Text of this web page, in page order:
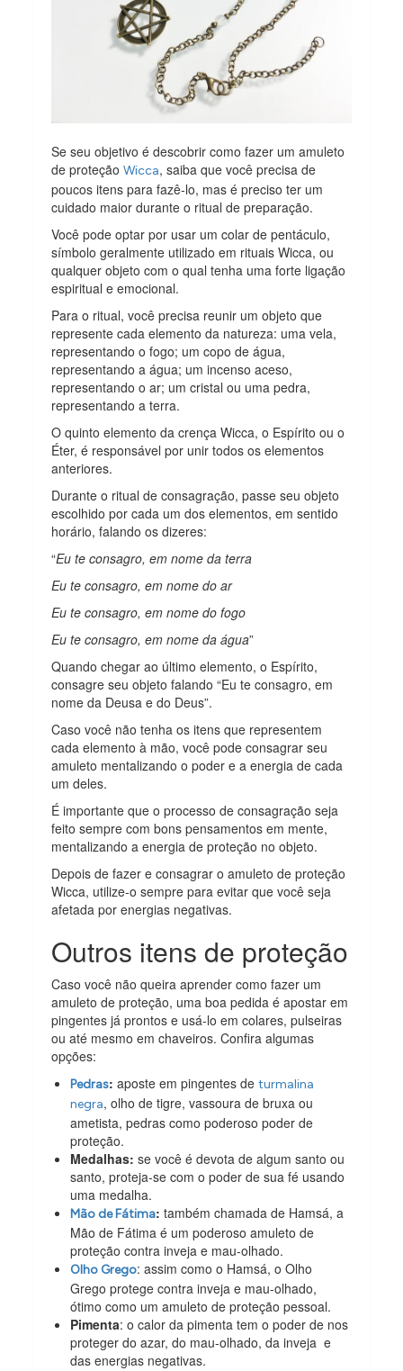
Se seu objetivo é descobrir como fazer um amuleto
de proteçãoWicca, saiba que você precisa de
poucos itens para fazê-lo, mas é preciso ter um
cuidado maior durante o ritual de preparação.
Você pode optar por usar um colar de pentáculo,
símbolo geralmente utilizado em rituais Wicca, ou
qualquer objeto com o qual tenha uma forte ligação
espiritual e emocional.
Para o ritual, você precisa reunir um objeto que
represente cada elemento da natureza: uma vela,
representando o fogo; um copo de água,
representando a água; um incenso aceso,
representando o ar; um cristal ou uma pedra,
representando a terra.
O quinto elemento da crença Wicca, o Espírito ou o
Éter, é responsável por unir todos os elementos
anteriores.
Durante o ritual de consagração, passe seu objeto
escolhido por cada um dos elementos, em sentido
horário, falando os dizeres:
“Eu te consagro, em nome da terra
Eu te consagro, em nome do ar
Eu te consagro, em nome do fogo
Eu te consagro, em nome da água”
Quando chegar ao último elemento, o Espírito,
consagre seu objeto falando “Eu te consagro, em
nome da Deusa e do Deus”.
Caso você não tenha os itens que representem
cada elemento à mão, você pode consagrar seu
amuleto mentalizando o poder e a energia de cada
um deles.
É importante que o processo de consagração seja
feito sempre com bons pensamentos em mente,
mentalizando a energia de proteção no objeto.
Depois de fazer e consagrar o amuleto de proteção
Wicca, utilize-o sempre para evitar que você seja
afetada por energias negativas.
Outros itens de proteção
Caso você não queira aprender como fazer um
amuleto de proteção, uma boa pedida é apostar em
pingentes já prontos e usá-lo em colares, pulseiras
ou até mesmo em chaveiros. Confira algumas
opções:
Pedras: aposte em pingentes deturmalina
negra, olho de tigre, vassoura de bruxa ou
ametista, pedras como poderoso poder de
proteção.
Medalhas: se você é devota de algum santo ou
santo, proteja-se com o poder de sua fé usando
uma medalha.
Mão de Fátima: também chamada de Hamsá, a
Mão de Fátima é um poderoso amuleto de
proteção contra inveja e mau-olhado.
Olho Grego: assim como o Hamsá, o Olho
Grego protege contra inveja e mau-olhado,
ótimo como um amuleto de proteção pessoal.
Pimenta: o calor da pimenta tem o poder de nos
proteger do azar, do mau-olhado, da inveja e
das energias negativas.